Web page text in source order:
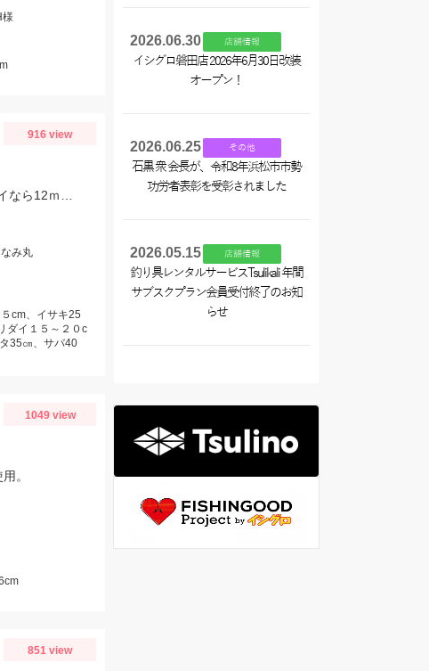
916 view
み丸
cm、イサキ25
ダイ１５～２０c
35㎝、サバ40
1049 view
。
851 view
2026.06.30 店舗情報
イシグロ磐田店 2026年6月30日改装
オープン！
2026.06.25 その他
石黒 衆 会長が、令和8年浜松市市勢
功労者表彰を受彰されました
2026.05.15 店舗情報
釣り具レンタルサービスTsulikali 年間
サブスクプラン会員受付終了のお知
らせ